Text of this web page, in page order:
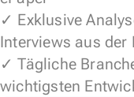
✓ Exklusive
Interviews aus der
✓ Tägliche
wichtigsten